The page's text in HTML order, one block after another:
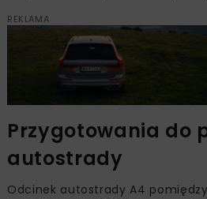
REKLAMA
Przygotowania do
autostrady
Odcinek autostrady A4